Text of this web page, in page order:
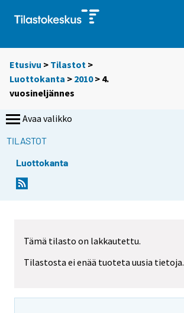
Etusivu > Tilastot >
Luottokanta > 2010> 4.
vuosineljännes
Avaa valikko
TILASTOT
Luottokanta
Tämä tilasto on lakkautettu.
Tilastosta ei enää tuoteta uusia tietoja.